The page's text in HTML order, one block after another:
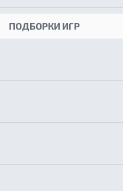
ПОДБОРКИ ИГР